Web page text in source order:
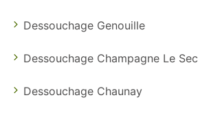
Dessouchage Genouille
Dessouchage Champagne Le Sec
Dessouchage Chaunay